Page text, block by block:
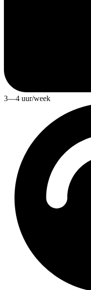
3—4 uur/week